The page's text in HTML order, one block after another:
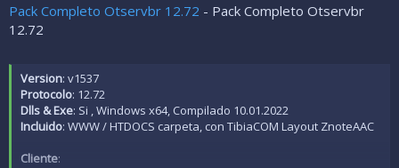
Pack Completo Otservbr 12.72 - Pack Completo Otservbr
12.72
Version: v1537
Protocolo: 12.72
Dlls & Exe: Si , Windows x64, Compilado 10.01.2022
Incluido: WWW / HTDOCS carpeta, con TibiaCOM Layout ZnoteAAC
Cliente: